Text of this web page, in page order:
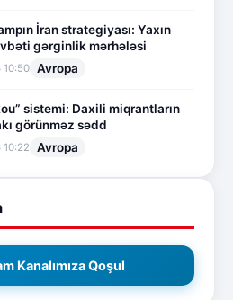
İran strategiyası: Yaxın
gərginlik mərhələsi
10:50 Avropa
sistemi: Daxili miqrantların
görünməz sədd
Avropa
Kanalımıza Qoşul